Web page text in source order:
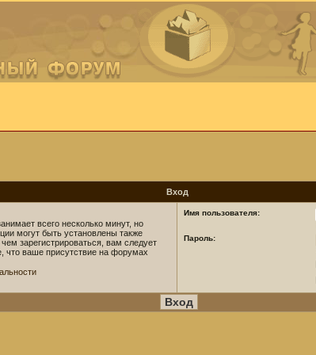
Вход
всего несколько минут, но
могут быть установлены также
зарегистрироваться, вам следует
что ваше присутствие на форумах
Имя пользователя:
Пароль: